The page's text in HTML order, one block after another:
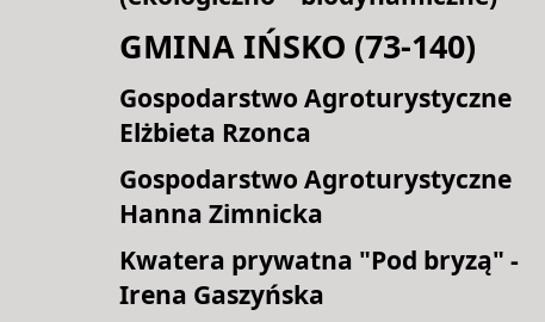
GMINA IŃSKO (73-140)
Gospodarstwo Agroturystyczne
Elżbieta Rzonca
Gospodarstwo Agroturystyczne
Hanna Zimnicka
Kwatera prywatna "Pod bryzą" -
Irena Gaszyńska